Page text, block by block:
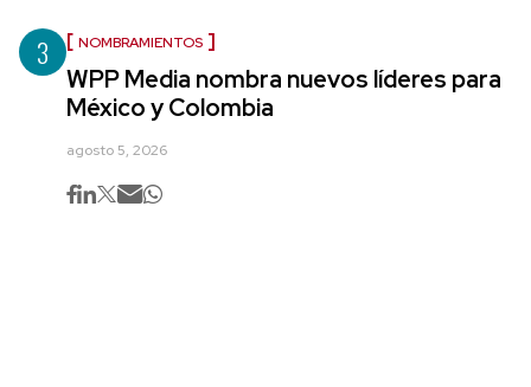
3 NOMBRAMIENTOS
WPP Media nombra nuevos líderes para
México y Colombia
agosto 5, 2026